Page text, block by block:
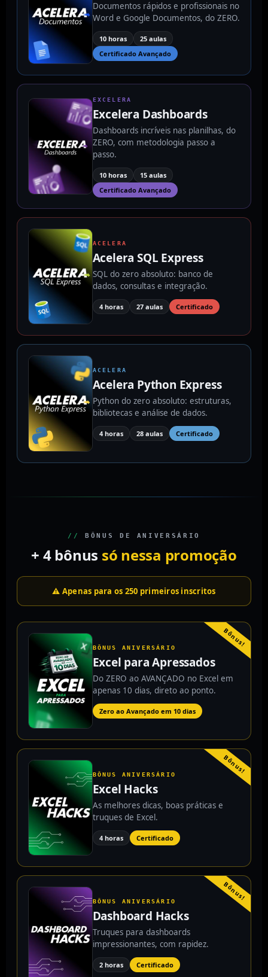
Documentos rápidos e profissionais no
Word e Google Documentos, do ZERO.
10 horas
25 aulas
Certificado Avançado
EXCELERA
Excelera Dashboards
Dashboards incríveis nas planilhas, do
ZERO, com metodologia passo a
passo.
10 horas
15 aulas
Certificado Avançado
ACELERA
Acelera SQL Express
SQL do zero absoluto: banco de
dados, consultas e integração.
4 horas 27 aulas Certificado
ACELERA
Acelera Python Express
Python do zero absoluto: estruturas,
bibliotecas e análise de dados.
4 horas 28 aulas Certificado
// BÔNUS DE ANIVERSÁRIO
+ 4 bônus só nessa promoção
⚠️ Apenas para os 250 primeiros inscritos
Bônus!
BÔNUS ANIVERSÁRIO
Excel para Apressados
Do ZERO ao AVANÇADO no Excel em
apenas 10 dias, direto ao ponto.
Zero ao Avançado em 10 dias
Bônus!
BÔNUS ANIVERSÁRIO
Excel Hacks
As melhores dicas, boas práticas e
truques de Excel.
4 horas Certificado
Bônus!
BÔNUS ANIVERSÁRIO
Dashboard Hacks
Truques para dashboards
impressionantes, com rapidez.
2 horas Certificado